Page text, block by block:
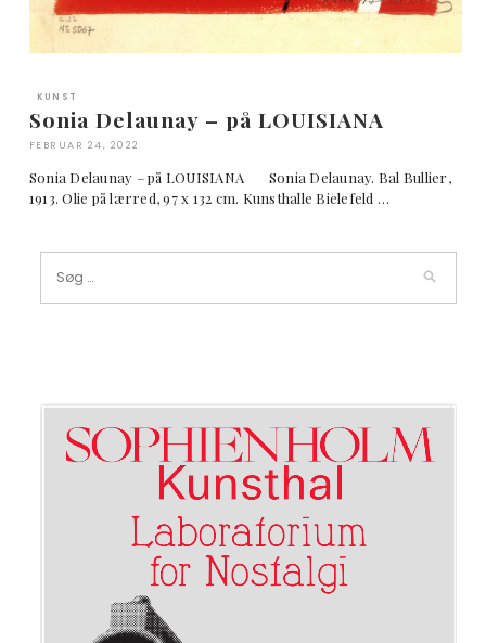
KUNST
Sonia Delaunay – på LOUISIANA
FEBRUAR 24, 2022
Sonia Delaunay – på LOUISIANA Sonia Delaunay. Bal Bullier,
1913. Olie på lærred, 97 x 132 cm. Kunsthalle Bielefeld …